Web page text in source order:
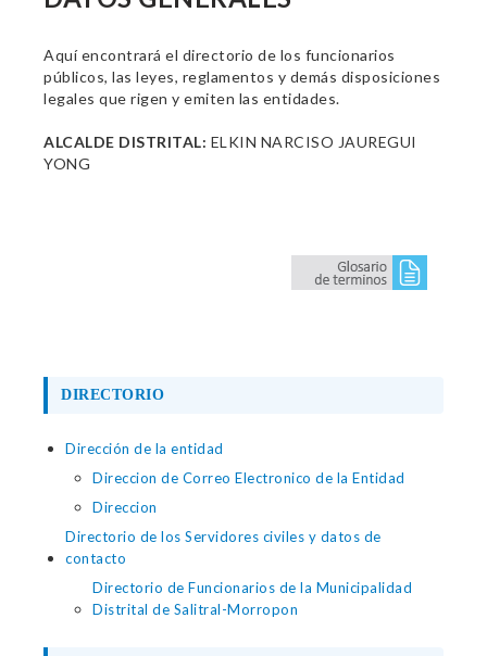
Aquí encontrará el directorio de los funcionarios
públicos, las leyes, reglamentos y demás disposiciones
legales que rigen y emiten las entidades.
ALCALDE DISTRITAL: ELKIN NARCISO JAUREGUI
YONG
DIRECTORIO
Dirección de la entidad
Direccion de Correo Electronico de la Entidad
Direccion
Directorio de los Servidores civiles y datos de
contacto
Directorio de Funcionarios de la Municipalidad
Distrital de Salitral-Morropon